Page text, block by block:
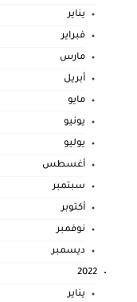
يناير
فبراير
مارس
أبريل
مايو
يونيو
يوليو
أغسطس
سبتمبر
أكتوبر
نوفمبر
ديسمبر
2022
يناير